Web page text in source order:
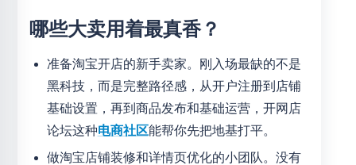
哪些大卖用着最真香？
准备淘宝开店的新手卖家。刚入场最缺的不是
黑科技，而是完整路径感，从开户注册到店铺
基础设置，再到商品发布和基础运营，开网店
论坛这种电商社区能帮你先把地基打平。
做淘宝店铺装修和详情页优化的小团队。没有